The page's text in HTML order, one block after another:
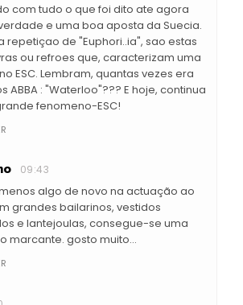
com tudo o que foi dito ate agora
e uma boa aposta da Suecia.
repetiçao de "Euphori..ia", sao estas
ou refroes que, caracterizam uma
ESC. Lembram, quantas vezes era
ABBA : "Waterloo"??? E hoje, continua
fenomeno-ESC!
09:43
algo de novo na actuação ao
grandes bailarinos, vestidos
e lantejoulas, consegue-se uma
marcante. gosto muito...